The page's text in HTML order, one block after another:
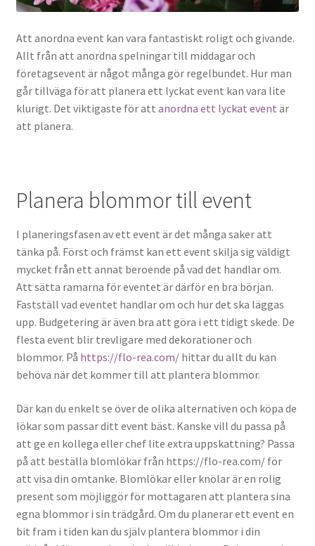
Att anordna event kan vara fantastiskt roligt och givande.
Allt från att anordna spelningar till middagar och
företagsevent är något många gör regelbundet. Hur man
går tillväga för att planera ett lyckat event kan vara lite
klurigt. Det viktigaste för att anordna ett lyckat event är
att planera.
Planera blommor till event
I planeringsfasen av ett event är det många saker att
tänka på. Först och främst kan ett event skilja sig väldigt
mycket från ett annat beroende på vad det handlar om.
Att sätta ramarna för eventet är därför en bra början.
Fastställ vad eventet handlar om och hur det ska läggas
upp. Budgetering är även bra att göra i ett tidigt skede. De
flesta event blir trevligare med dekorationer och
blommor. På https://flo-rea.com/hittar du allt du kan
behöva när det kommer till att plantera blommor.
Där kan du enkelt se över de olika alternativen och köpa de
lökar som passar ditt event bäst. Kanske vill du passa på
att ge en kollega eller chef lite extra uppskattning? Passa
på att beställa blomlökar från https://flo-rea.com/ för
att visa din omtanke. Blomlökar eller knölar är en rolig
present som möjliggör för mottagaren att plantera sina
egna blommor i sin trädgård. Om du planerar ett event en
bit fram i tiden kan du själv plantera blommor i din